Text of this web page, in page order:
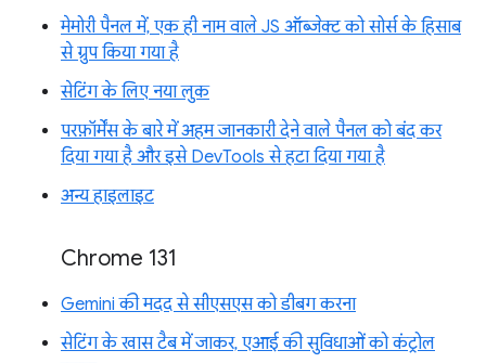
मेमोरी पैनल में, एक ही नाम वाले JS ऑब्जेक्ट को सोर्स के हिसाब
से ग्रुप किया गया है
सेटिंग के लिए नया लुक
परफ़ॉर्मेंस के बारे में अहम जानकारी देने वाले पैनल को बंद कर
दिया गया है और इसे DevTools से हटा दिया गया है
अन्य हाइलाइट
Chrome 131
Gemini की मदद से सीएसएस को डीबग करना
सेटिंग के खास टैब में जाकर, एआई की सुविधाओं को कंट्रोल